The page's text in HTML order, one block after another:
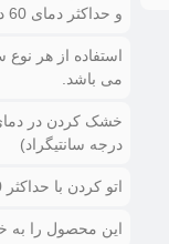
و حداکثر دمای 60 درجه سانتیگراد
استفاده از هر نوع
می باشد.
درجه سانتیگراد)
اتو کردن با حداکثر 200 درجه سانتیگراد
این محصول را به